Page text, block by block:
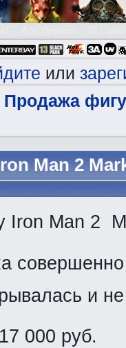
или
Продажа
Man 2
Iron Man 2
и
000 руб.